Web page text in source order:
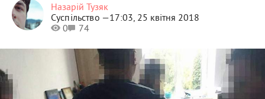
Назарій Тузяк
Суспільство —17:03, 25 квітня 2018
0
74